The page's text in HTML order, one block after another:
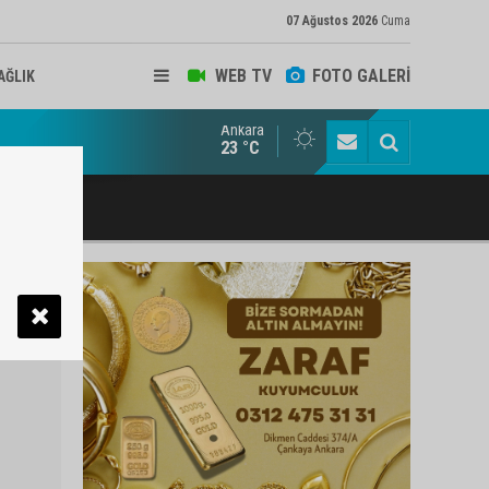
07 Ağustos 2026 Cuma
WEB TV FOTO GALERİ
ve Arabulucu Rüstem Yiğit Ahizer'e ziyaretçi akını
Ankara
23 °C